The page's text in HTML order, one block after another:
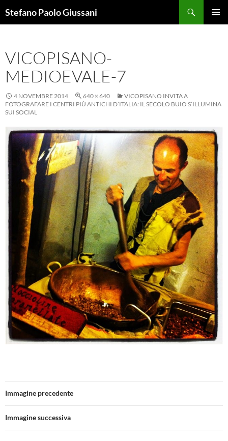
alStefano Paolo Giussani
VICOPISANO-
MEDIOEVALE-7
4 NOVEMBRE 2014 640 × 640
VICOPISANO INVITA A
FOTOGRAFARE I CENTRI PIÙ ANTICHI D’ITALIA: IL SECOLO BUIO S’ILLUMINA
SUI SOCIAL
Immagine precedente
Immagine successiva